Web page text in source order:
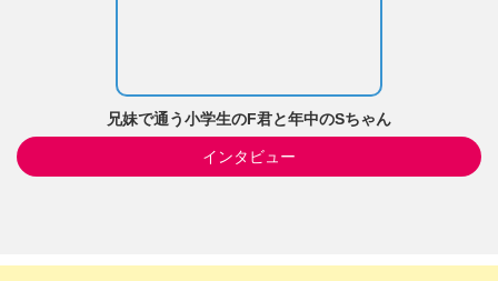
兄妹で通う小学生のF君と年中のSちゃん
インタビュー